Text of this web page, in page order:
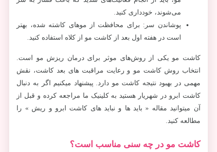
می‌شوند، خودداری کنید.
پوشاندن سر: برای محافظت از موهای کاشته شده، بهتر
است در هفته اول بعد از کاشت مو از کلاه استفاده کنید.
کاشت مو یکی از روش‌های موثر برای درمان ریزش مو است.
انتخاب روش کاشت مو و رعایت مراقبت های بعد کاشت، نقش
مهمی در بهبود نتیجه کاشت مو دارد. پیشنهاد میکنیم اگر به دنبال
کاشت ابرو در شهریار هستید به کلینیک ما مراجعه کرده و قبل از
آن میتوانید مقاله « باید ها و نباید های کاشت ابرو و ریش » را
مطالعه کنید.
کاشت مو در چه سنی مناسب است؟